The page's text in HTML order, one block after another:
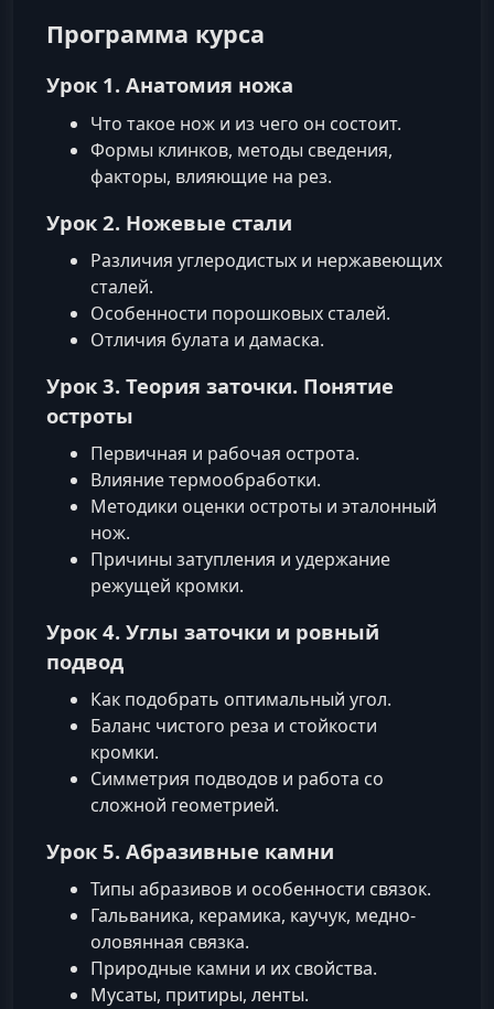
Программа курса
Урок 1. Анатомия ножа
Что такое нож и из чего он состоит.
Формы клинков, методы сведения,
факторы, влияющие на рез.
Урок 2. Ножевые стали
Различия углеродистых и нержавеющих
сталей.
Особенности порошковых сталей.
Отличия булата и дамаска.
Урок 3. Теория заточки. Понятие
остроты
Первичная и рабочая острота.
Влияние термообработки.
Методики оценки остроты и эталонный
нож.
Причины затупления и удержание
режущей кромки.
Урок 4. Углы заточки и ровный
подвод
Как подобрать оптимальный угол.
Баланс чистого реза и стойкости
кромки.
Симметрия подводов и работа со
сложной геометрией.
Урок 5. Абразивные камни
Типы абразивов и особенности связок.
Гальваника, керамика, каучук, медно-
оловянная связка.
Природные камни и их свойства.
Мусаты, притиры, ленты.